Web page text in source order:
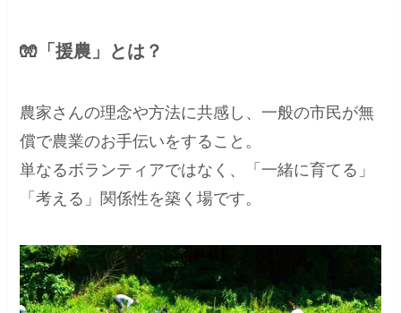
🧤「援農」とは？
農家さんの理念や方法に共感し、一般の市民が無
償で農業のお手伝いをすること。
単なるボランティアではなく、「一緒に育てる」
「考える」関係性を築く場です。